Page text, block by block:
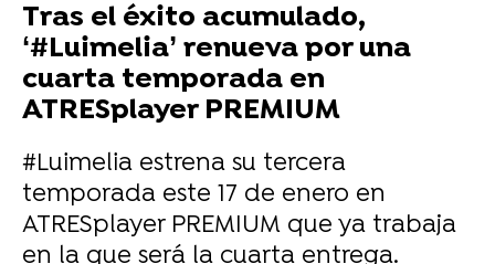
Tras el éxito acumulado,
‘#Luimelia’ renueva por una
cuarta temporada en
ATRESplayer PREMIUM
#Luimelia estrena su tercera
temporada este 17 de enero en
ATRESplayer PREMIUM que ya trabaja
en la que será la cuarta entrega.